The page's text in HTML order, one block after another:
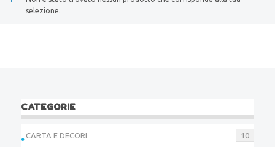
selezione.
CATEGORIE
CARTA E DECORI 10